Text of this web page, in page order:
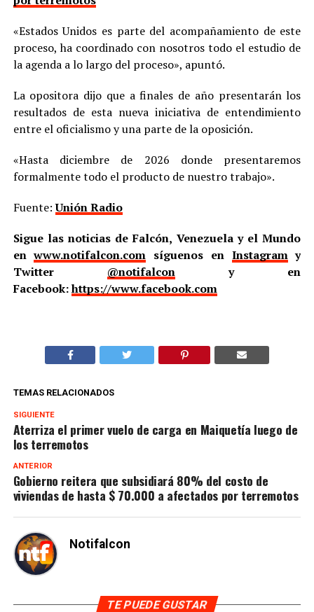
«Estados Unidos es parte del acompañamiento de este
proceso, ha coordinado con nosotros todo el estudio de
la agenda a lo largo del proceso», apuntó.
La opositora dijo que a finales de año presentarán los
resultados de esta nueva iniciativa de entendimiento
entre el oficialismo y una parte de la oposición.
«Hasta diciembre de 2026 donde presentaremos
formalmente todo el producto de nuestro trabajo».
Fuente:Unión Radio
Sigue las noticias de Falcón, Venezuela y el Mundo
enwww.notifalcon.com síguenos en Instagramy
Twitter @notifalcony en
Facebook:https://www.facebook.com
TEMAS RELACIONADOS
SIGUIENTE
Aterriza el primer vuelo de carga en Maiquetía luego de
los terremotos
ANTERIOR
Gobierno reitera que subsidiará 80% del costo de
viviendas de hasta $ 70.000 a afectados por terremotos
Notifalcon
TE PUEDE GUSTAR